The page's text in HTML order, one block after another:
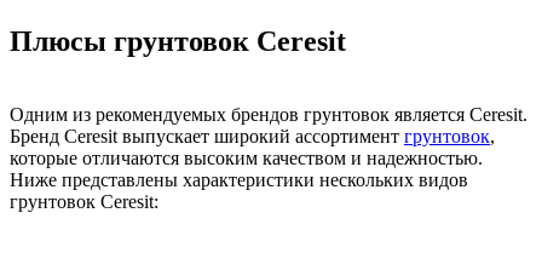
Плюсы грунтовок Ceresit
Одним из рекомендуемых брендов грунтовок является Ceresit.
Бренд Ceresit выпускает широкий ассортимент грунтовок,
которые отличаются высоким качеством и надежностью.
Ниже представлены характеристики нескольких видов
грунтовок Ceresit: